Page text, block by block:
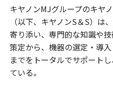
キヤノンMJグループのキヤ
（以下、キヤノンS＆S）は
寄り添い、専門的な知識や
策定から、機器の選定・導
までをトータルでサポート
ている。